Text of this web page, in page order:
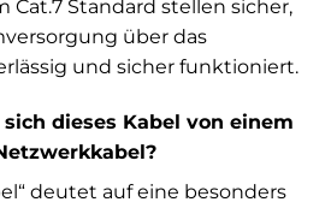
Cat.7 Standard stellen sicher,
über das
und sicher funktioniert.
dieses Kabel von einem
deutet auf eine besonders